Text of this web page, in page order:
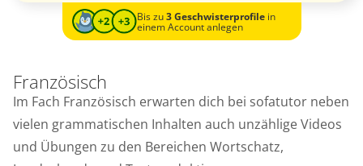
Bis zu3 Geschwisterprofilein
einem Account anlegen
Französisch
Im Fach Französisch erwarten dich bei sofatutor neben
vielen grammatischen Inhalten auch unzählige Videos
und Übungen zu den Bereichen Wortschatz,